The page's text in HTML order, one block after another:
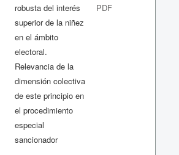
robusta del interés
superior de la niñez
en el ámbito
electoral.
Relevancia de la
dimensión colectiva
de este principio en
el procedimiento
especial
sancionador
PDF